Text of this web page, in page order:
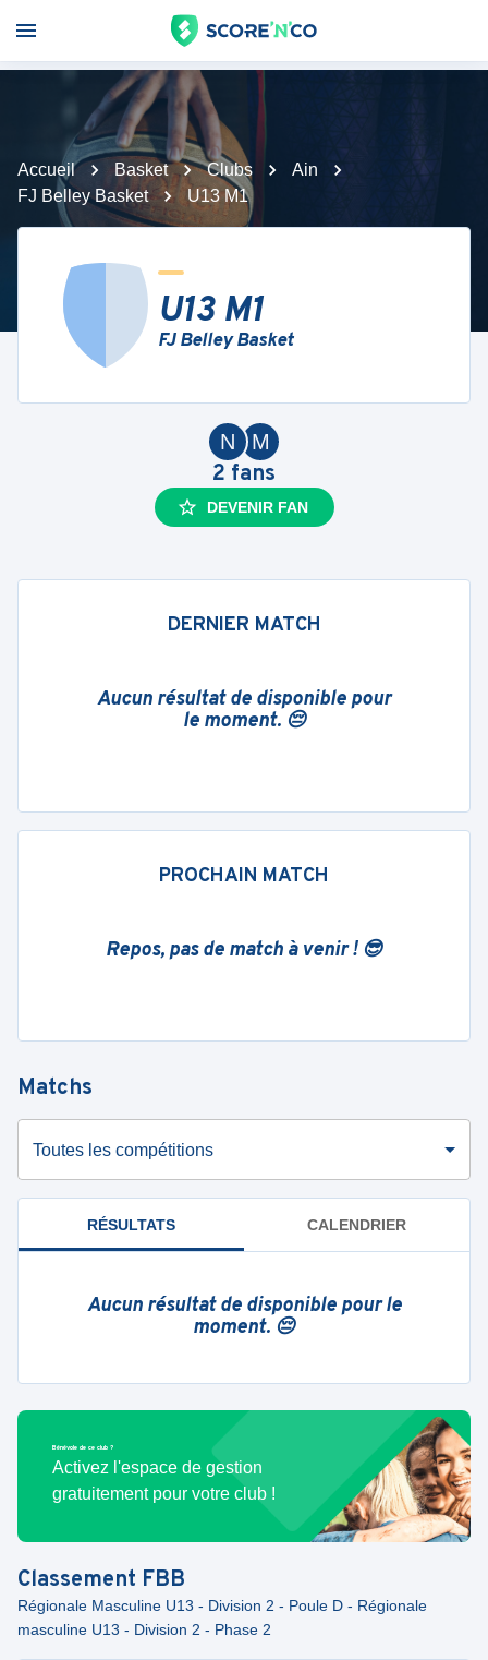
Accueil Basket Clubs
Ain
FJ Belley Basket
U13 M1
U13 M1
FJ Belley Basket
M
N
2 fans
DEVENIR FAN
DERNIER MATCH
Aucun résultat de disponible pour
le moment. 😔
PROCHAIN MATCH
Repos, pas de match à venir ! 😎
Matchs
Toutes les compétitions
RÉSULTATS CALENDRIER
Aucun résultat de disponible pour le
moment. 😔
Bénévole de ce club ?
Activez l'espace de gestion
gratuitement pour votre club !
Classement FBB
Régionale Masculine U13 - Division 2 - Poule D - Régionale
masculine U13 - Division 2 - Phase 2